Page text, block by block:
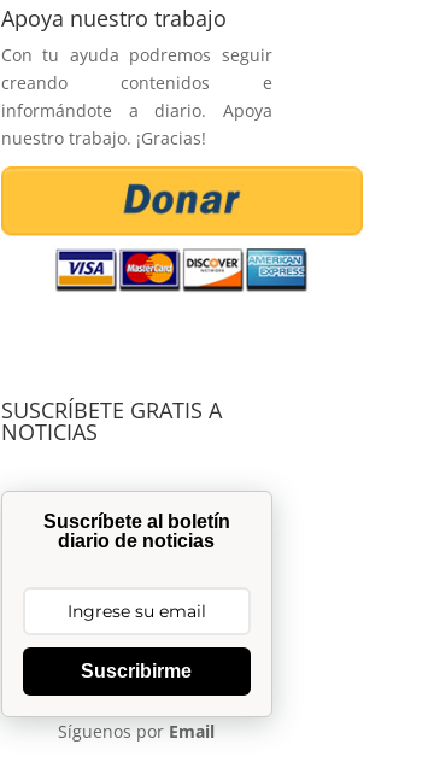
Apoya nuestro trabajo
Con tu ayuda podremos seguir
creando contenidos e
informándote a diario. Apoya
nuestro trabajo. ¡Gracias!
SUSCRÍBETE GRATIS A
NOTICIAS
Suscríbete al boletín
diario de noticias
Suscribirme
Síguenos por Email